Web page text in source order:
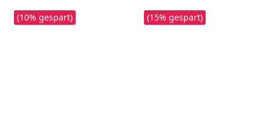
(10% gespart) (15% gespart)